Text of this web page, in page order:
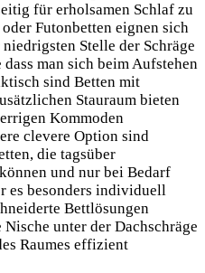
für erholsamen Schlaf zu
oder Futonbetten eignen sich
Stelle der Schräge
man sich beim Aufstehen
sind Betten mit
Stauraum bieten
Kommoden
clevere Option sind
die tagsüber
und nur bei Bedarf
es besonders individuell
Bettlösungen
unter der Dachschräge
Raumes effizient